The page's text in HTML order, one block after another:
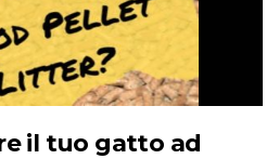
il tuo gatto ad